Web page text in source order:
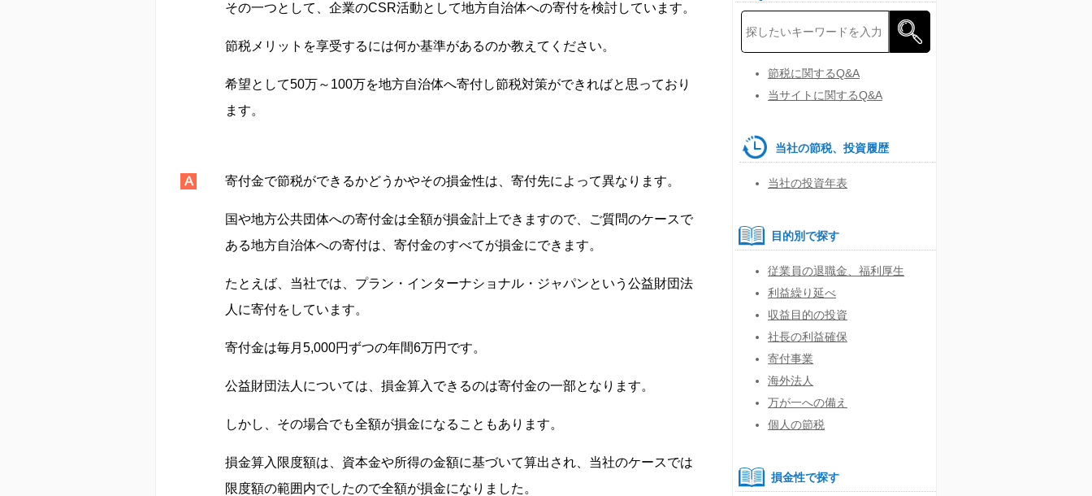
その一つとして、企業のCSR活動として地方自治体への寄付を検討しています。
節税メリットを享受するには何か基準があるのか教えてください。
希望として50万～100万を地方自治体へ寄付し節税対策ができればと思っており
ます。
寄付金で節税ができるかどうかやその損金性は、寄付先によって異なります。
国や地方公共団体への寄付金は全額が損金計上できますので、ご質問のケースで
ある地方自治体への寄付は、寄付金のすべてが損金にできます。
たとえば、当社では、プラン・インターナショナル・ジャパンという公益財団法
人に寄付をしています。
寄付金は毎月5,000円ずつの年間6万円です。
公益財団法人については、損金算入できるのは寄付金の一部となります。
しかし、その場合でも全額が損金になることもあります。
損金算入限度額は、資本金や所得の金額に基づいて算出され、当社のケースでは
限度額の範囲内でしたので全額が損金になりました。
節税に関するQ&A
当サイトに関するQ&A
当社の節税、投資履歴
当社の投資年表
目的別で探す
従業員の退職金、福利厚生
利益繰り延べ
収益目的の投資
社長の利益確保
寄付事業
海外法人
万が一への備え
個人の節税
損金性で探す